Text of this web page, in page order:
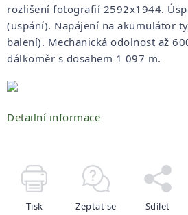
rozlišení fotografií 2592x1944.
(uspání). Napájení na akumulátor
balení). Mechanická odolnost až
dálkoměr s dosahem 1 097 m.
Detailní informace
Tisk Zeptat se Sdílet